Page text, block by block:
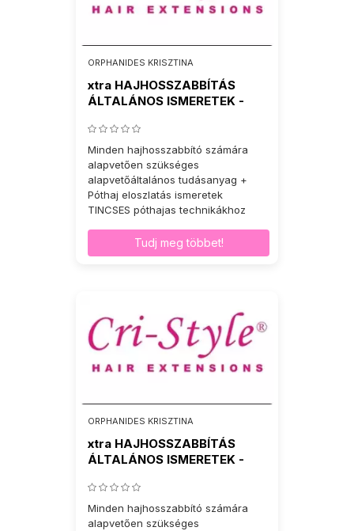
ORPHANIDES KRISZTINA
xtra HAJHOSSZABBÍTÁS
ÁLTALÁNOS ISMERETEK -
Minden hajhosszabbító számára
alapvetően szükséges
alapvetőáltalános tudásanyag +
Póthaj eloszlatás ismeretek
TINCSES póthajas technikákhoz
Tudj meg többet!
ORPHANIDES KRISZTINA
xtra HAJHOSSZABBÍTÁS
ÁLTALÁNOS ISMERETEK -
Minden hajhosszabbító számára
alapvetően szükséges